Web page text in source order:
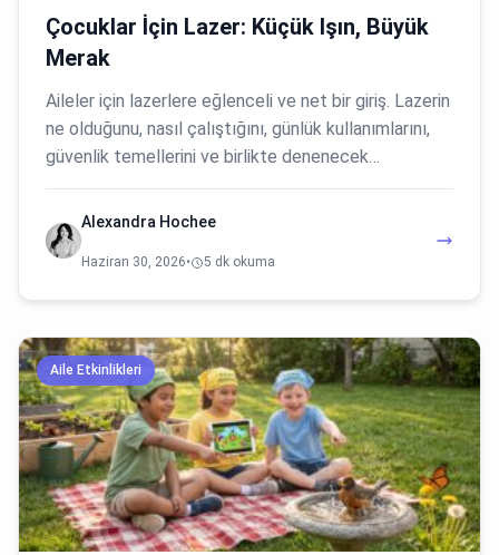
Çocuklar İçin Lazer: Küçük Işın, Büyük
Merak
Aileler için lazerlere eğlenceli ve net bir giriş. Lazerin
ne olduğunu, nasıl çalıştığını, günlük kullanımlarını,
güvenlik temellerini ve birlikte denenecek…
Alexandra Hochee
Haziran 30, 2026• 5 dk okuma
Aile Etkinlikleri